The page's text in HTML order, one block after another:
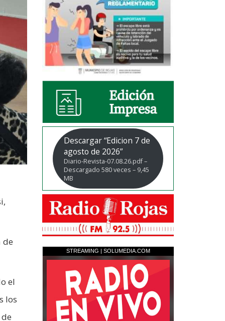
de
el
los
Descargar “Edicion 7 de
agosto de 2026”
Diario-Revista-07.08.26.pdf –
Descargado 580 veces – 9,45
MB